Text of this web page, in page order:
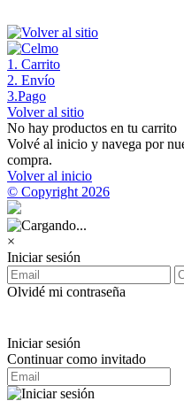
1 . Carrito
2. Envío
3.Pago
Volver al sitio
No hay productos en tu carrito
Volvé al inicio y navega por
compra.
Volver al inicio
© Copyright 2026
×
Iniciar sesión
Olvidé mi contraseña
Iniciar sesión
Continuar como invitado